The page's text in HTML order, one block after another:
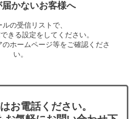
かないお客様へ
の受信リストで、
きる設定をしてください。
ホームページ等をご確認くださ
い。
お電話ください。